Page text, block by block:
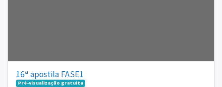
16ª apostila FASE1
Pré-visualização gratuita